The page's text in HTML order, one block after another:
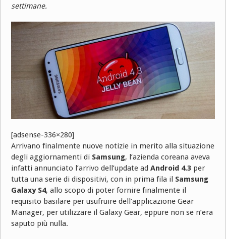
settimane.
[adsense-336×280]
Arrivano finalmente nuove notizie in merito alla situazione
degli aggiornamenti di Samsung, l’azienda coreana aveva
infatti annunciato l’arrivo dell’update adAndroid 4.3 per
tutta una serie di dispositivi, con in prima fila il Samsung
Galaxy S4, allo scopo di poter fornire finalmente il
requisito basilare per usufruire dell’applicazione Gear
Manager, per utilizzare il Galaxy Gear, eppure non se n’era
saputo più nulla.